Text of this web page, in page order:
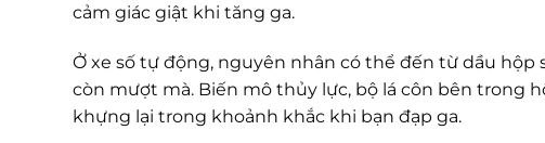
cảm giác giật khi tăng ga.
Ở xe số tự động, nguyên nhân có thể đến từ dầu
còn mượt mà. Biến mô thủy lực, bộ lá côn bên trong
khựng lại trong khoảnh khắc khi bạn đạp ga.